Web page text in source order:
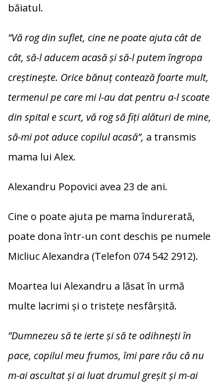
băiatul.
”Vă rog din suflet, cine ne poate ajuta cât de
cât, să-l aducem acasă și să-l putem îngropa
creștinește. Orice bănuț contează foarte mult,
termenul pe care mi l-au dat pentru a-l scoate
din spital e scurt, vă rog să fiți alături de mine,
să-mi pot aduce copilul acasă”, a transmis
mama lui Alex.
Alexandru Popovici avea 23 de ani.
Cine o poate ajuta pe mama îndurerată,
poate dona într-un cont deschis pe numele
Micliuc Alexandra (Telefon 074 542 2912).
Moartea lui Alexandru a lăsat în urmă
multe lacrimi și o tristețe nesfârșită.
”Dumnezeu să te ierte și să te odihnești în
pace, copilul meu frumos, îmi pare rău că nu
m-ai ascultat și ai luat drumul greșit și m-ai